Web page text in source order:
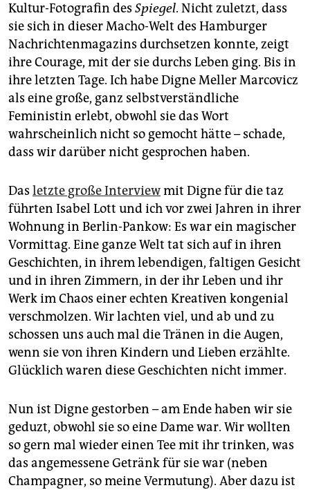
Kultur-Fotografin des Spiegel. Nicht zuletzt, dass
sie sich in dieser Macho-Welt des Hamburger
Nachrichtenmagazins durchsetzen konnte, zeigt
ihre Courage, mit der sie durchs Leben ging. Bis in
ihre letzten Tage. Ich habe Digne Meller Marcovicz
als eine große, ganz selbstverständliche
Feministin erlebt, obwohl sie das Wort
wahrscheinlich nicht so gemocht hätte – schade,
dass wir darüber nicht gesprochen haben.
Das letzte große Interviewmit Digne für die taz
führten Isabel Lott und ich vor zwei Jahren in ihrer
Wohnung in Berlin-Pankow: Es war ein magischer
Vormittag. Eine ganze Welt tat sich auf in ihren
Geschichten, in ihrem lebendigen, faltigen Gesicht
und in ihren Zimmern, in der ihr Leben und ihr
Werk im Chaos einer echten Kreativen kongenial
verschmolzen. Wir lachten viel, und ab und zu
schossen uns auch mal die Tränen in die Augen,
wenn sie von ihren Kindern und Lieben erzählte.
Glücklich waren diese Geschichten nicht immer.
Nun ist Digne gestorben – am Ende haben wir sie
geduzt, obwohl sie so eine Dame war. Wir wollten
so gern mal wieder einen Tee mit ihr trinken, was
das angemessene Getränk für sie war (neben
Champagner, so meine Vermutung). Aber dazu ist